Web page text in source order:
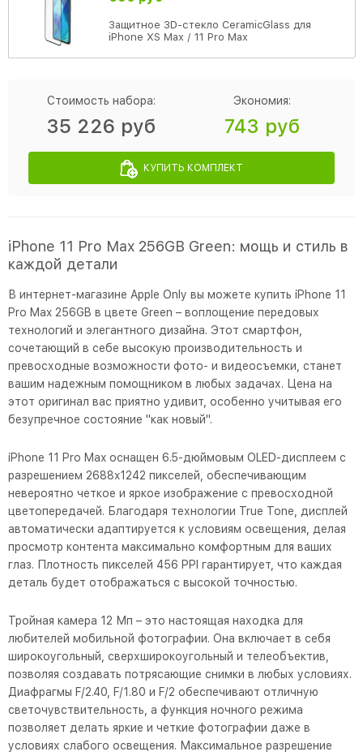
Защитное 3D-стекло CeramicGlass для
iPhone XS Max / 11 Pro Max
Стоимость набора:
35 226 руб
Экономия:
743 руб
КУПИТЬ КОМПЛЕКТ
iPhone 11 Pro Max 256GB Green: мощь и стиль в
каждой детали
В интернет-магазине Apple Only вы можете купить iPhone 11
Pro Max 256GB в цвете Green – воплощение передовых
технологий и элегантного дизайна. Этот смартфон,
сочетающий в себе высокую производительность и
превосходные возможности фото- и видеосъемки, станет
вашим надежным помощником в любых задачах. Цена на
этот оригинал вас приятно удивит, особенно учитывая его
безупречное состояние "как новый".
iPhone 11 Pro Max оснащен 6.5-дюймовым OLED-дисплеем с
разрешением 2688x1242 пикселей, обеспечивающим
невероятно четкое и яркое изображение с превосходной
цветопередачей. Благодаря технологии True Tone, дисплей
автоматически адаптируется к условиям освещения, делая
просмотр контента максимально комфортным для ваших
глаз. Плотность пикселей 456 PPI гарантирует, что каждая
деталь будет отображаться с высокой точностью.
Тройная камера 12 Мп – это настоящая находка для
любителей мобильной фотографии. Она включает в себя
широкоугольный, сверхширокоугольный и телеобъектив,
позволяя создавать потрясающие снимки в любых условиях.
Диафрагмы F/2.40, F/1.80 и F/2 обеспечивают отличную
светочувствительность, а функция ночного режима
позволяет делать яркие и четкие фотографии даже в
условиях слабого освещения. Максимальное разрешение